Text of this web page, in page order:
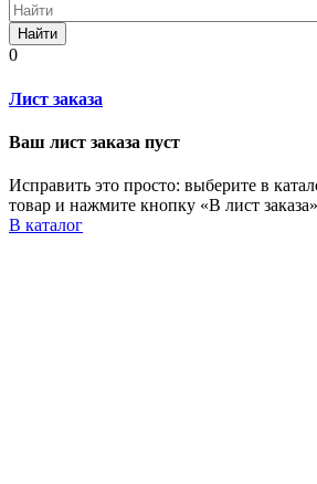
Найти
0
Лист заказа
Ваш лист заказа пуст
Исправить это просто: выберите в
товар и нажмите кнопку «В лист заказа»
В каталог